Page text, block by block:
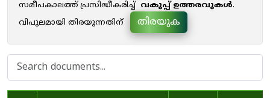
സമീപകാലത്ത് പ്രസിദ്ധീകരിച്ച് വകുപ്പ് ഉത്തരവുകൾ.
വിപുലമായി തിരയുന്നതിന്
തിരയുക